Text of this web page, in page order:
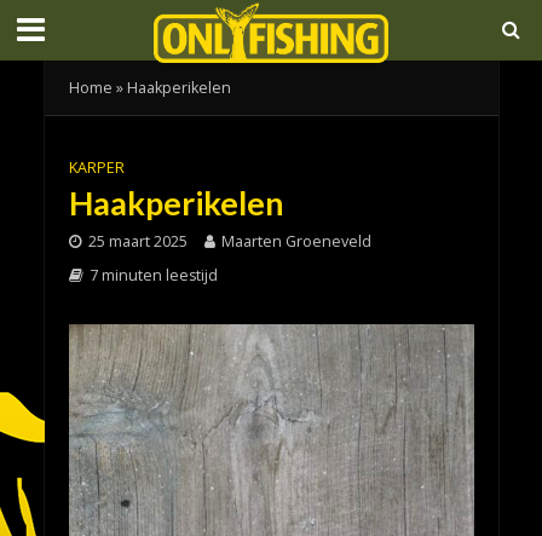
Home » Haakperikelen
KARPER
Haakperikelen
25 maart 2025
Maarten Groeneveld
7 minuten leestijd